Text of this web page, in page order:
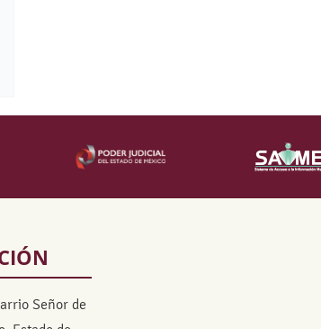
Señor de